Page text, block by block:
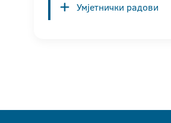
Умјетнички радови